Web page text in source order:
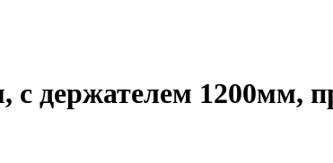
с держателем 1200мм,